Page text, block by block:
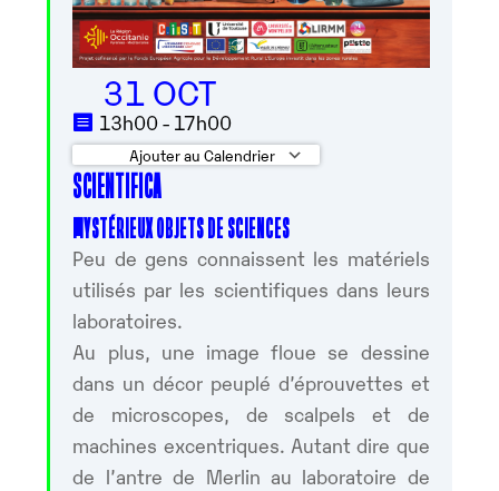
31 OCT
13h00 - 17h00
Ajouter au Calendrier
Télécharger ICS
SCIENTIFICA
MYSTÉRIEUX OBJETS DE SCIENCES
Peu de gens connaissent les matériels
utilisés par les scientifiques dans leurs
laboratoires.
Au plus, une image floue se dessine
dans un décor peuplé d’éprouvettes et
de microscopes, de scalpels et de
machines excentriques. Autant dire que
de l’antre de Merlin au laboratoire de